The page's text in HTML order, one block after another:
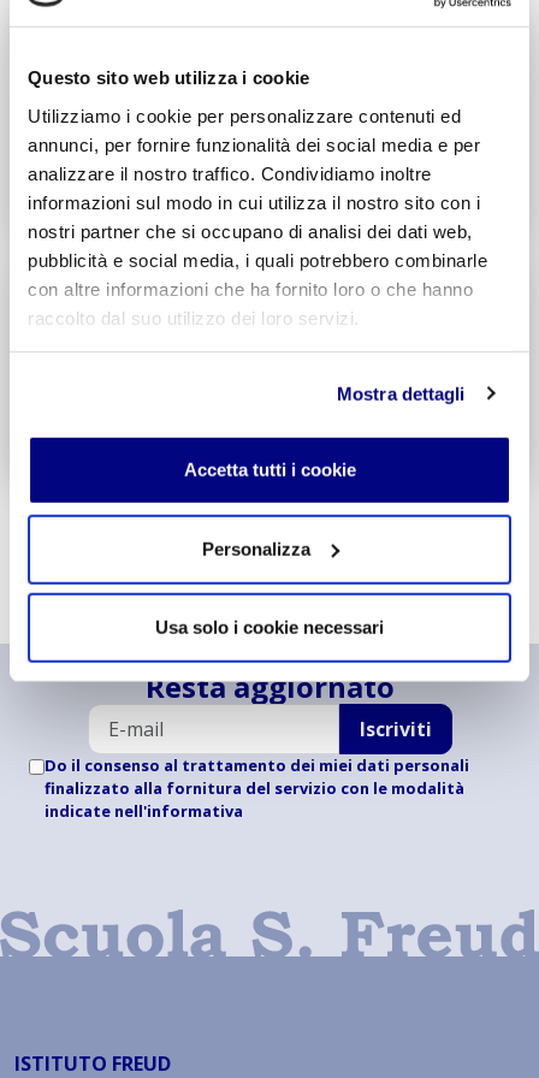
Questo sito web utilizza i cookie
Utilizziamo i cookie per personalizzare contenuti ed
annunci, per fornire funzionalità dei social media e per
analizzare il nostro traffico. Condividiamo inoltre
informazioni sul modo in cui utilizza il nostro sito con i
nostri partner che si occupano di analisi dei dati web,
pubblicità e social media, i quali potrebbero combinarle
con altre informazioni che ha fornito loro o che hanno
raccolto dal suo utilizzo dei loro servizi.
Mostra dettagli
Accetta tutti i cookie
Personalizza
Usa solo i cookie necessari
Tecnico Tecnologico
Integr. Intelligenza artificiale & Robotica
Entra
Decreto di Parità Scolastica N. 338
Codice Meccanografico: MITF005006
LiceoScientifico
Integr. Informatica & Economia
Resta aggiornato
Iscriviti
Do il consenso al trattamento dei miei dati personali
finalizzato alla fornitura del servizio con le modalità
indicate nell'informativa
ISTITUTO FREUD